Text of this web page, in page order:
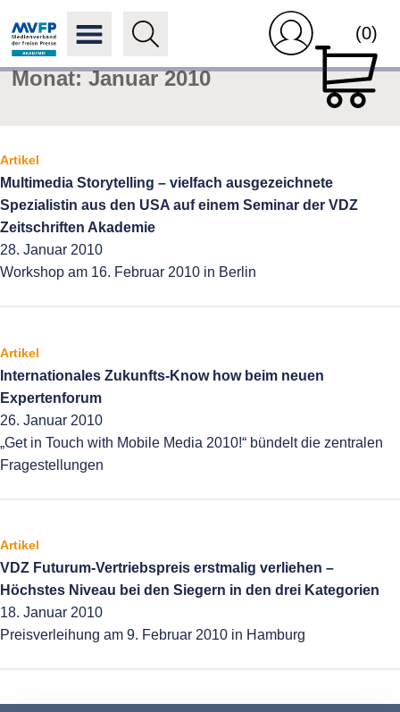
(0)
Monat:Januar 2010
Artikel
Multimedia Storytelling – vielfach ausgezeichnete
Spezialistin aus den USA auf einem Seminar der VDZ
Zeitschriften Akademie
28. Januar 2010
Workshop am 16. Februar 2010 in Berlin
Artikel
Internationales Zukunfts-Know how beim neuen
Expertenforum
26. Januar 2010
„Get in Touch with Mobile Media 2010!“ bündelt die zentralen
Fragestellungen
Artikel
VDZ Futurum-Vertriebspreis erstmalig verliehen –
Höchstes Niveau bei den Siegern in den drei Kategorien
18. Januar 2010
Preisverleihung am 9. Februar 2010 in Hamburg